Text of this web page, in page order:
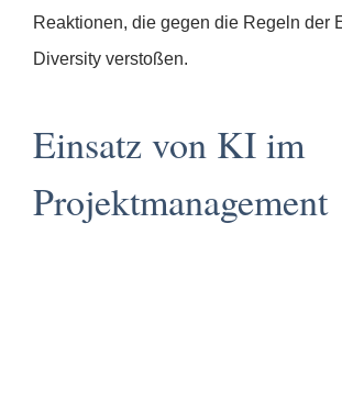
Reaktionen, die gegen die Regeln der
Diversity verstoßen.
Einsatz von KI im
Projektmanagement